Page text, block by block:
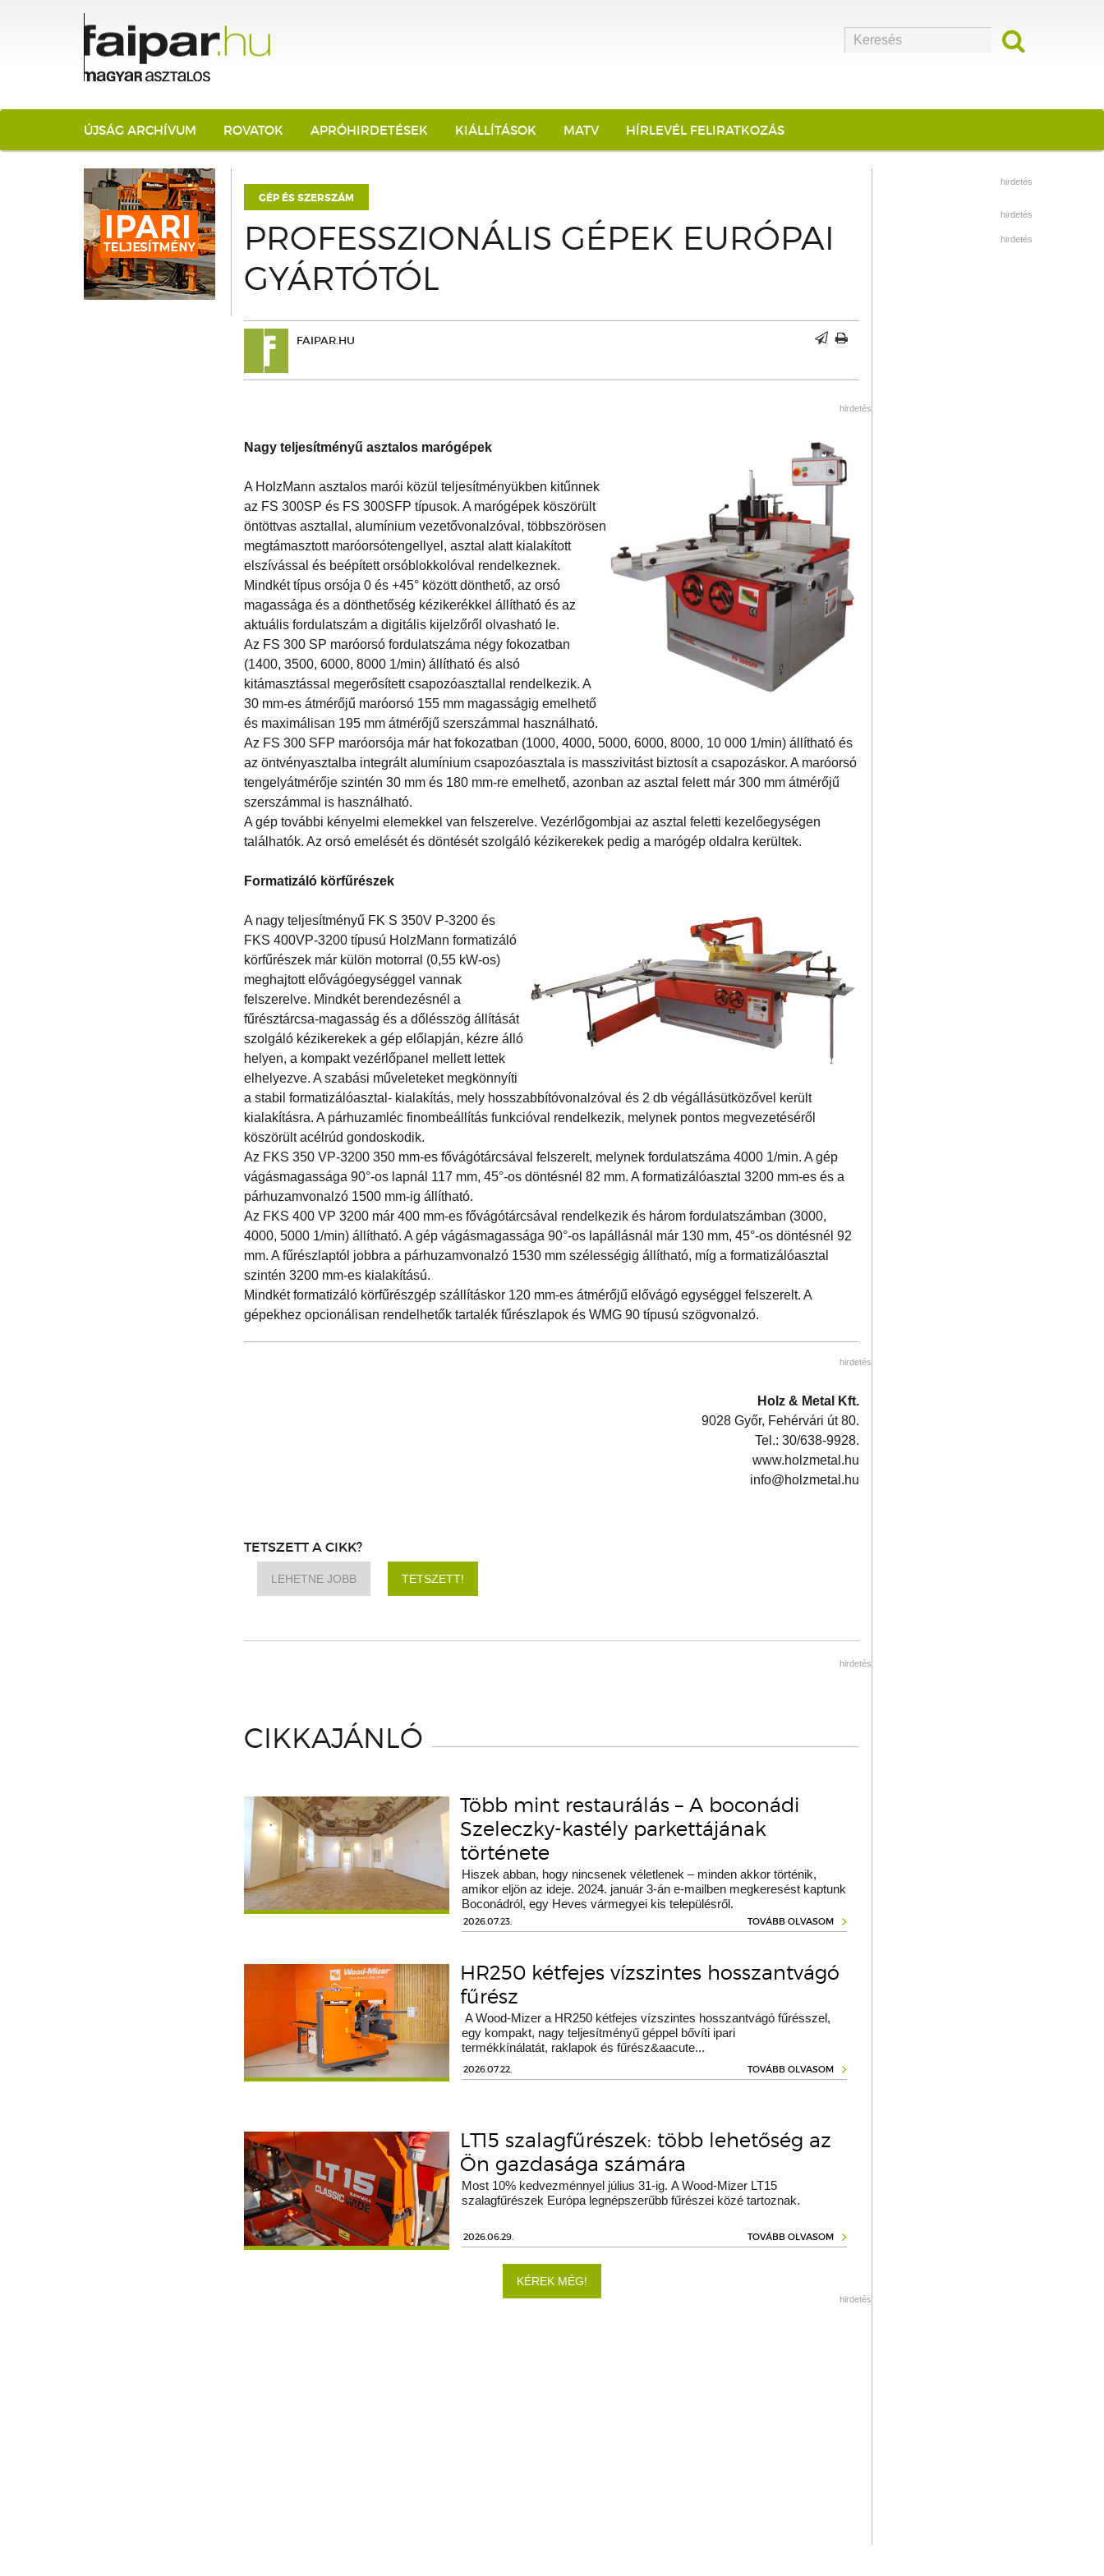
ÚJSÁG ARCHÍVUM ROVATOK APRÓHIRDETÉSEK KIÁLLÍTÁSOK MATV HÍRLEVÉL FELIRATKOZÁS
GÉP ÉS SZERSZÁM
PROFESSZIONÁLIS GÉPEK EURÓPAI
GYÁRTÓTÓL
FAIPAR.HU
hirdetés
Nagy teljesítményű asztalos marógépek
A HolzMann asztalos marói közül teljesítményükben kitűnnek
az FS 300SP és FS 300SFP típusok. A marógépek köszörült
öntöttvas asztallal, alumínium vezetővonalzóval, többszörösen
megtámasztott maróorsótengellyel, asztal alatt kialakított
elszívással és beépített orsóblokkolóval rendelkeznek.
Mindkét típus orsója 0 és +45° között dönthető, az orsó
magassága és a dönthetőség kézikerékkel állítható és az
aktuális fordulatszám a digitális kijelzőről olvasható le.
Az FS 300 SP maróorsó fordulatszáma négy fokozatban
(1400, 3500, 6000, 8000 1/min) állítható és alsó
kitámasztással megerősített csapozóasztallal rendelkezik. A
30 mm-es átmérőjű maróorsó 155 mm magasságig emelhető
és maximálisan 195 mm átmérőjű szerszámmal használható.
Az FS 300 SFP maróorsója már hat fokozatban (1000, 4000, 5000, 6000, 8000, 10 000 1/min) állítható és
az öntvényasztalba integrált alumínium csapozóasztala is masszivitást biztosít a csapozáskor. A maróorsó
tengelyátmérője szintén 30 mm és 180 mm-re emelhető, azonban az asztal felett már 300 mm átmérőjű
szerszámmal is használható.
A gép további kényelmi elemekkel van felszerelve. Vezérlőgombjai az asztal feletti kezelőegységen
találhatók. Az orsó emelését és döntését szolgáló kézikerekek pedig a marógép oldalra kerültek.
Formatizáló körfűrészek
A nagy teljesítményű FK S 350V P-3200 és
FKS 400VP-3200 típusú HolzMann formatizáló
körfűrészek már külön motorral (0,55 kW-os)
meghajtott elővágóegységgel vannak
felszerelve. Mindkét berendezésnél a
fűrésztárcsa-magasság és a dőlésszög állítását
szolgáló kézikerekek a gép előlapján, kézre álló
helyen, a kompakt vezérlőpanel mellett lettek
elhelyezve. A szabási műveleteket megkönnyíti
a stabil formatizálóasztal- kialakítás, mely hosszabbítóvonalzóval és 2 db végállásütközővel került
kialakításra. A párhuzamléc finombeállítás funkcióval rendelkezik, melynek pontos megvezetéséről
köszörült acélrúd gondoskodik.
Az FKS 350 VP-3200 350 mm-es fővágótárcsával felszerelt, melynek fordulatszáma 4000 1/min. A gép
vágásmagassága 90°-os lapnál 117 mm, 45°-os döntésnél 82 mm. A formatizálóasztal 3200 mm-es és a
párhuzamvonalzó 1500 mm-ig állítható.
Az FKS 400 VP 3200 már 400 mm-es fővágótárcsával rendelkezik és három fordulatszámban (3000,
4000, 5000 1/min) állítható. A gép vágásmagassága 90°-os lapállásnál már 130 mm, 45°-os döntésnél 92
mm. A fűrészlaptól jobbra a párhuzamvonalzó 1530 mm szélességig állítható, míg a formatizálóasztal
szintén 3200 mm-es kialakítású.
Mindkét formatizáló körfűrészgép szállításkor 120 mm-es átmérőjű elővágó egységgel felszerelt. A
gépekhez opcionálisan rendelhetők tartalék fűrészlapok és WMG 90 típusú szögvonalzó.
hirdetés
Holz & Metal Kft.
9028 Győr, Fehérvári út 80.
Tel.: 30/638-9928.
www.holzmetal.hu
info@holzmetal.hu
TETSZETT A CIKK?
LEHETNE JOBB TETSZETT!
hirdetés
CIKKAJÁNLÓ
Több mint restaurálás – A boconádi
Szeleczky-kastély parkettájának
története
Hiszek abban, hogy nincsenek véletlenek – minden akkor történik,
amikor eljön az ideje. 2024. január 3-án e-mailben megkeresést kaptunk
Boconádról, egy Heves vármegyei kis településről.
2026.07.23. TOVÁBB OLVASOM
HR250 kétfejes vízszintes hosszantvágó
fűrész
A Wood-Mizer a HR250 kétfejes vízszintes hosszantvágó fűrésszel,
egy kompakt, nagy teljesítményű géppel bővíti ipari
termékkínálatát, raklapok és fűrész&aacute...
2026.07.22. TOVÁBB OLVASOM
LT15 szalagfűrészek: több lehetőség az
Ön gazdasága számára
Most 10% kedvezménnyel július 31-ig. A Wood-Mizer LT15
szalagfűrészek Európa legnépszerűbb fűrészei közé tartoznak.
2026.06.29. TOVÁBB OLVASOM
KÉREK MÉG!
hirdetés
hirdetés
hirdetés
hirdetés